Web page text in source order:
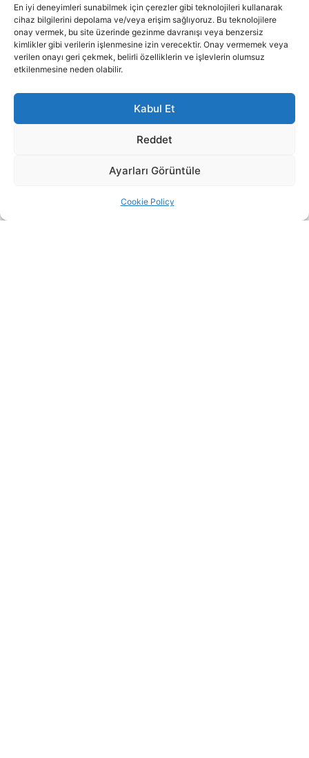
En iyi deneyimleri sunabilmek için çerezler gibi teknolojileri kullanarak
cihaz bilgilerini depolama ve/veya erişim sağlıyoruz. Bu teknolojilere
onay vermek, bu site üzerinde gezinme davranışı veya benzersiz
kimlikler gibi verilerin işlenmesine izin verecektir. Onay vermemek veya
verilen onayı geri çekmek, belirli özelliklerin ve işlevlerin olumsuz
etkilenmesine neden olabilir.
Kabul Et
Reddet
Ayarları Görüntüle
Cookie Policy